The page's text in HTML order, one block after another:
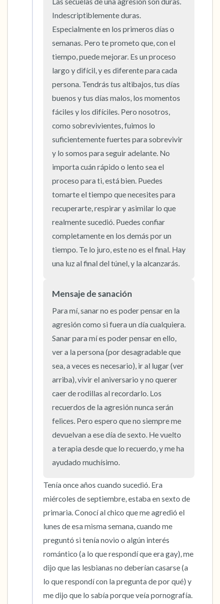
Indescriptiblemente duras.
Especialmente en los primeros días o
semanas. Pero te prometo que, con el
tiempo, puede mejorar. Es un proceso
largo y difícil, y es diferente para cada
persona. Tendrás tus altibajos, tus días
buenos y tus días malos, los momentos
fáciles y los difíciles. Pero nosotros,
como sobrevivientes, fuimos lo
suficientemente fuertes para sobrevivir
y lo somos para seguir adelante. No
importa cuán rápido o lento sea el
proceso para ti, está bien. Puedes
tomarte el tiempo que necesites para
recuperarte, respirar y asimilar lo que
realmente sucedió. Puedes confiar
completamente en los demás por un
tiempo. Te lo juro, este no es el final. Hay
una luz al final del túnel, y la alcanzarás.
Mensaje de sanación
Para mí, sanar no es poder pensar en la
agresión como si fuera un día cualquiera.
Sanar para mí es poder pensar en ello,
ver a la persona (por desagradable que
sea, a veces es necesario), ir al lugar (ver
arriba), vivir el aniversario y no querer
caer de rodillas al recordarlo. Los
recuerdos de la agresión nunca serán
felices. Pero espero que no siempre me
devuelvan a ese día de sexto. He vuelto
a terapia desde que lo recuerdo, y me ha
ayudado muchísimo.
Tenía once años cuando sucedió. Era
miércoles de septiembre, estaba en sexto de
primaria. Conocí al chico que me agredió el
lunes de esa misma semana, cuando me
preguntó si tenía novio o algún interés
romántico (a lo que respondí que era gay), me
dijo que las lesbianas no deberían casarse (a
lo que respondí con la pregunta de por qué) y
me dijo que lo sabía porque veía pornografía.
dentro de la habitación y por la ventana)
4 – cosas que puedes sentir (¿qué hay frente
a ti que puedas tocar?)
3 – cosas que puedes oír
2 – cosas que puedes oler
1 – cosa que te gusta de ti mismo.
Respira hondo para terminar.